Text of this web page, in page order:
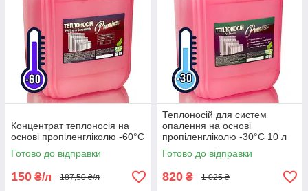
Концентрат теплоносія на
основі пропіленгліколю -60°C
Готово до відправки
150 ₴/л 187,50 ₴/л
Теплоносій для систем
опалення на основі
пропіленгліколю -30°C 10 л
Готово до відправки
820 ₴ 1 025 ₴